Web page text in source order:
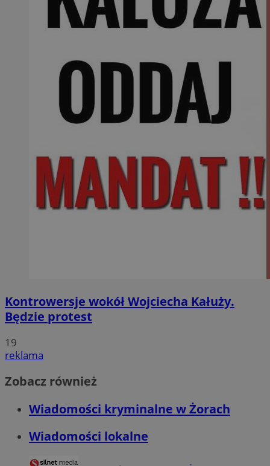
Kontrowersje wokół Wojciecha Kałuży.
Będzie protest
19
reklama
Zobacz również
Wiadomości kryminalne w Żorach
Wiadomości lokalne